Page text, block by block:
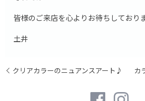
皆様のご来店を心よりお待ちしており
土井
クリアカラーのニュアンスアート♪ カ